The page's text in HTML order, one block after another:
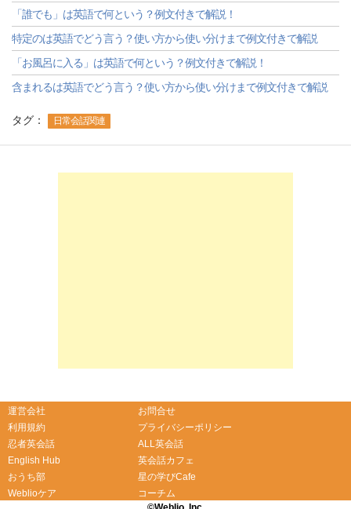
「誰でも」は英語で何という？例文付きで解説！
特定のは英語でどう言う？使い方から使い分けまで例文付きで解説
「お風呂に入る」は英語で何という？例文付きで解説！
含まれるは英語でどう言う？使い方から使い分けまで例文付きで解説
タグ： 日常会話関連
運営会社
お問合せ
利用規約
プライバシーポリシー
忍者英会話
ALL英会話
English Hub
英会話カフェ
おうち部
星の学びCafe
Weblioケア
コーチム